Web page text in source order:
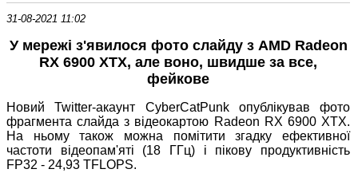
31-08-2021 11:02
У мережі з'явилося фото слайду з AMD Radeon
RX 6900 XTX, але воно, швидше за все,
фейкове
Новий Twitter-акаунт CyberCatPunk опублікував фото
фрагмента слайда з відеокартою Radeon RX 6900 XTX.
На ньому також можна помітити згадку ефективної
частоти відеопам'яті (18 ГГц) і пікову продуктивність
FP32 - 24,93 TFLOPS.